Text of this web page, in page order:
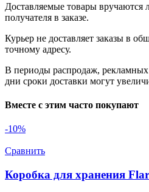
Доставляемые товары вручаются
получателя в заказе.
Курьер не доставляет заказы в
точному адресу.
В периоды распродаж,
дни сроки доставки могут
Вместе с этим часто покупают
-10%
Сравнить
Коробка для хранения